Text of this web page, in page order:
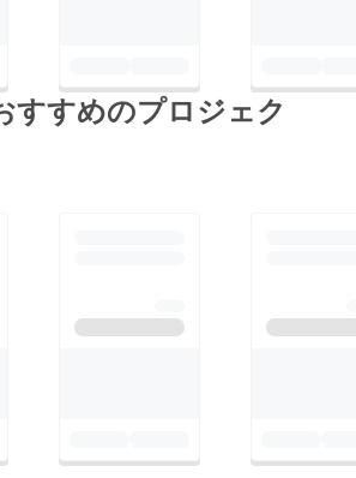
すすめのプロジェク